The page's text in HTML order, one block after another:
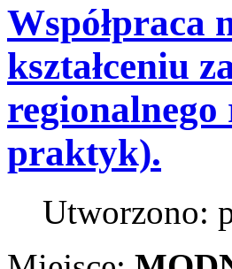
Współpraca
kształceniu
praktyk).
Utworzono: